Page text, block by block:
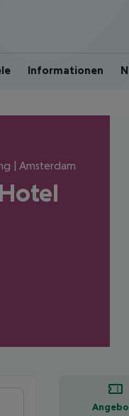
Informationen
| Amsterdam